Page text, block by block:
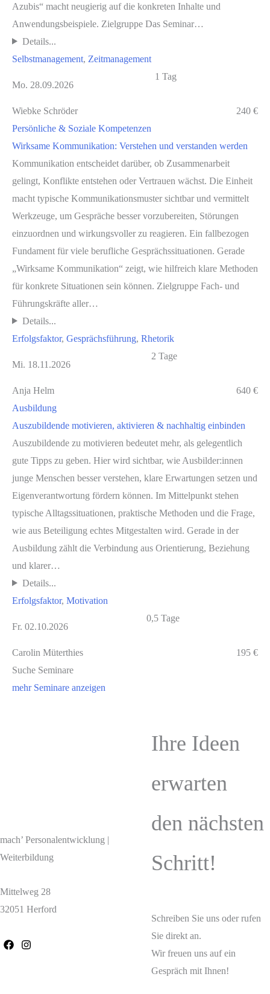
Azubis“ macht neugierig auf die konkreten Inhalte und
Anwendungsbeispiele. Zielgruppe Das Seminar…
Details...
Selbstmanagement, Zeitmanagement
Mo. 28.09.2026
1 Tag
Wiebke Schröder
240 €
Persönliche & Soziale Kompetenzen
Wirksame Kommunikation: Verstehen und verstanden werden
Kommunikation entscheidet darüber, ob Zusammenarbeit
gelingt, Konflikte entstehen oder Vertrauen wächst. Die Einheit
macht typische Kommunikationsmuster sichtbar und vermittelt
Werkzeuge, um Gespräche besser vorzubereiten, Störungen
einzuordnen und wirkungsvoller zu reagieren. Ein fallbezogen
Fundament für viele berufliche Gesprächssituationen. Gerade
„Wirksame Kommunikation“ zeigt, wie hilfreich klare Methoden
für konkrete Situationen sein können. Zielgruppe Fach- und
Führungskräfte aller…
Details...
Erfolgsfaktor, Gesprächsführung, Rhetorik
Mi. 18.11.2026
2 Tage
Anja Helm
640 €
Ausbildung
Auszubildende motivieren, aktivieren & nachhaltig einbinden
Auszubildende zu motivieren bedeutet mehr, als gelegentlich
gute Tipps zu geben. Hier wird sichtbar, wie Ausbilder:innen
junge Menschen besser verstehen, klare Erwartungen setzen und
Eigenverantwortung fördern können. Im Mittelpunkt stehen
typische Alltagssituationen, praktische Methoden und die Frage,
wie aus Beteiligung echtes Mitgestalten wird. Gerade in der
Ausbildung zählt die Verbindung aus Orientierung, Beziehung
und klarer…
Details...
Erfolgsfaktor, Motivation
Fr. 02.10.2026
0,5 Tage
Carolin Müterthies
195 €
Suche Seminare
mehr Seminare anzeigen
mach’ Personalentwicklung |
Weiterbildung
Mittelweg 28
32051 Herford
Ihre Ideen
erwarten
den nächsten
Schritt!
Schreiben Sie uns oder rufen
Sie direkt an.
Wir freuen uns auf ein
Gespräch mit Ihnen!